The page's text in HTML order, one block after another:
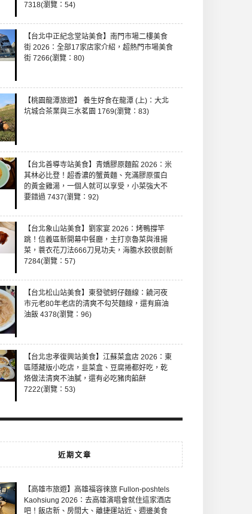
7318(瀏覽：54)
【台北中正紀念堂站美食】南門市場二樓美食
街 2026：全部17家店家介紹，超熱門市場美食
街 7266(瀏覽：80)
【桃園龍潭旅遊】 養生好食在龍潭 (上)：大北
坑城合茶業與三水茗園 1769(瀏覽：83)
【台北善導寺站美食】青嬌膠原麵館 2026：米
其林必比登！超香濃的蟹黃麵、充滿膠原蛋白
的黃金雞湯，一個人就可以享受，小菜強大不
要錯過 7437(瀏覽：92)
【台北象山站美食】劉家宴 2026：烤鴨撐竿
跳！信義區新開幕中餐廳，主打京魯菜與淮揚
菜，蓑衣花刀法666刀見功夫，海膽水餃很創新
7284(瀏覽：57)
【台北松山站美食】東發號蚵仔麵線：饒河夜
市元老80年老店的清爽不勾芡麵線，還有麻油
油飯 4378(瀏覽：96)
【台北忠孝復興站美食】江蘇菜盒店 2026：東
區隱藏版小吃店，韭菜盒、豆腐捲都好吃，乾
烙做法清爽不油膩，還有必吃豬肉餡餅
7222(瀏覽：53)
近期文章
【高雄市旅遊】高雄福容徠旅 Fullon-poshtels
Kaohsiung 2026：去高雄演唱會就住這家酒店
吧！飯店新、房間大、離捷運站近、週邊美食